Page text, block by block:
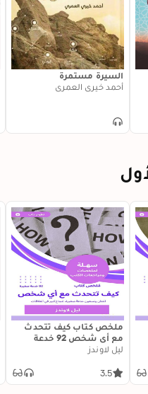
السيرة مستمرة
أحمد خيري العمري
ملخص كتاب كيف تتحدث
مع أي شخص 92 خدعة
صغيرة: اثنتان وتسعون
العلاقات
ليل لاوندز
3.5